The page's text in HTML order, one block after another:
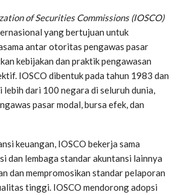
of Securities Commissions (IOSCO)
yang bertujuan untuk
antar otoritas pengawas pasar
kebijakan dan praktik pengawasan
IOSCO dibentuk pada tahun 1983 dan
dari 100 negara di seluruh dunia,
pasar modal, bursa efek, dan
keuangan, IOSCO bekerja sama
dan lembaga standar akuntansi lainnya
dan mempromosikan standar pelaporan
tinggi. IOSCO mendorong adopsi